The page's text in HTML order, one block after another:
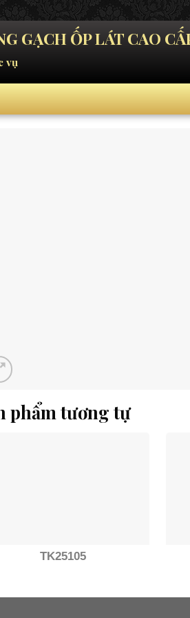
GẠCH ỐP LÁT CAO
vụ
phẩm tương tự
TK25105